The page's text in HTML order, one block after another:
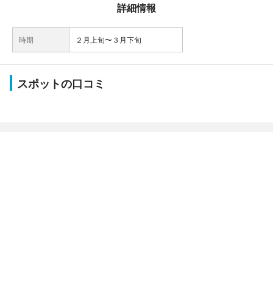
詳細情報
時期 ２月上旬〜３月下旬
スポットの口コミ